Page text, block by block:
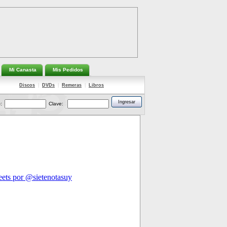
Mi Canasta Mis Pedidos
Discos DVDs Remeras Libros
Clave: